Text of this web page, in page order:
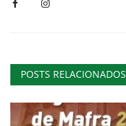
POSTS RELACIONADOS